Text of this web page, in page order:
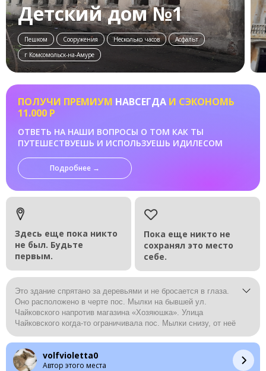
Детский дом №1
Пешком Сооружения Несколько часов
Асфальт
г Комсомольск-на-Амуре
ПОЛУЧИ ПРЕМИУМ НАВСЕГДА И СЭКОНОМЬ
11.000 Р
ОТВЕТЬ НА НАШИ ВОПРОСЫ О ТОМ КАК ТЫ
ПУТЕШЕСТВУЕШЬ И ИСПОЛЬЗУЕШЬ ИДИЛЕСОМ
Подробнее →
Здесь еще пока никто
не был. Будьте
первым.
Пока еще никто не
сохранял это место
себе.
Это здание спрятано за деревьями и не бросается в глаза.
Оно расположено в черте пос. Мылки на бывшей ул.
Чайковского напротив магазина «Хозяюшка». Улица
Чайковского когда-то ограничивала пос. Мылки снизу, от неё
Декабристов, Милицейская, Таёжная, Хасановская, Лесная.
Сегодня она упразднена. Но её по-прежнему обозначает
здание бывшего детского дома №1. Это малоизвестный, но,
volfvioletta0
Автор этого места